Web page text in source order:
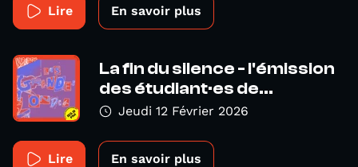
Lire En savoir plus
La fin du silence - l'émission
des étudiant·es de...
Jeudi 12 Février 2026
Lire En savoir plus